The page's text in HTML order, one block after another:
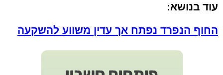
עוד בנושא:
החוף הנפרד נפתח אך עדין משווע להשקעה